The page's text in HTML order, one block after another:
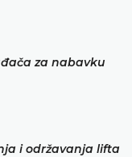
za nabavku
i održavanja lifta